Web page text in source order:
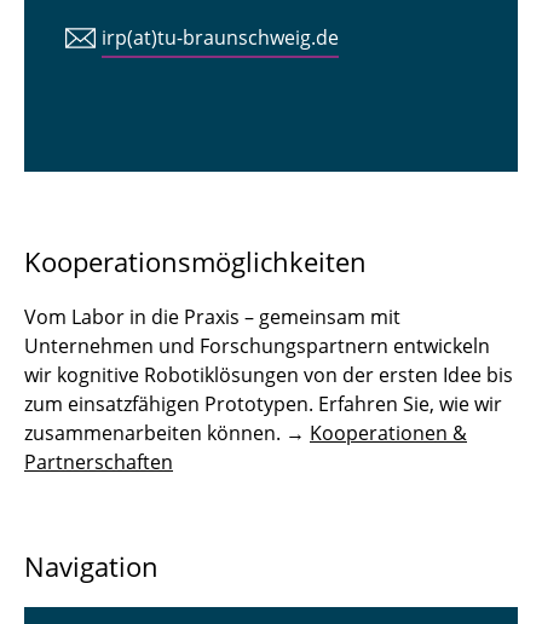
irp(at)tu-braunschweig.de
Kooperationsmöglichkeiten
Vom Labor in die Praxis – gemeinsam mit
Unternehmen und Forschungspartnern entwickeln
wir kognitive Robotiklösungen von der ersten Idee bis
zum einsatzfähigen Prototypen. Erfahren Sie, wie wir
zusammenarbeiten können. → Kooperationen &
Partnerschaften
Navigation